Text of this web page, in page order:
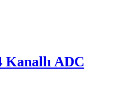
Kanallı ADC